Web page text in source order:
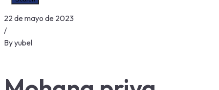
22 de mayo de 2023
/
Byyubel